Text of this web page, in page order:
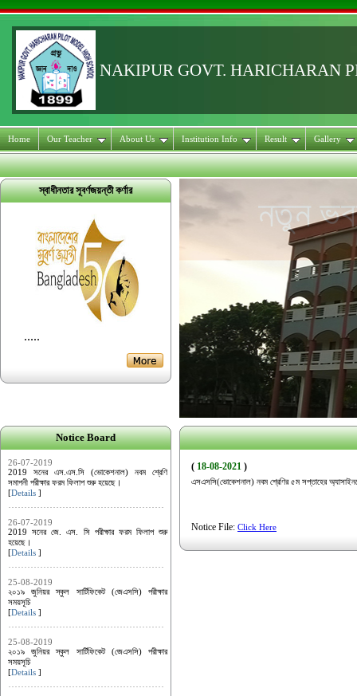
NAKIPUR GOVT. HARICHARAN
Home Our Teacher About Us Institution Info Result Gallery
স্বাধীনতার সূবর্ণজয়ন্তী কর্ণার
.....
Notice Board
26-07-2019
2019 সনের এস.এস.সি (ভোকেশনাল) নবম শ্রেণি
সমাপনী পরীক্ষার ফরম ফিলাপ শুরু হয়েছে।
[Details ]
26-07-2019
2019 সনের জে. এস. সি পরীক্ষার ফরম ফিলাপ শুরু
হয়েছে।
[Details ]
25-08-2019
২০১৯ জুনিয়র স্কুল সার্টিফিকেট (জেএসসি) পরীক্ষার
সময়সূচি
[Details ]
25-08-2019
২০১৯ জুনিয়র স্কুল সার্টিফিকেট (জেএসসি) পরীক্ষার
সময়সূচি
[Details ]
( 18-08-2021 )
এসএসসি(ভোকেশনাল) নবম শ্রেণির ৫ম সপ্তাহের
Notice File: Click Here